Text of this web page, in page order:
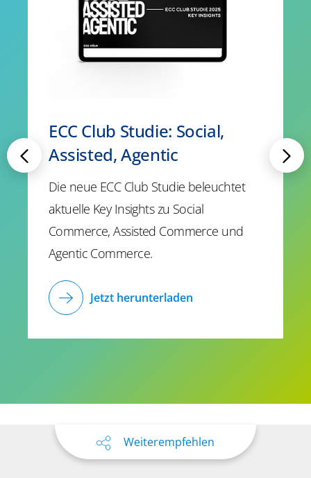
ECC Club Studie: Social,
Assisted, Agentic
Die neue ECC Club Studie beleuchtet
aktuelle Key Insights zu Social
Commerce, Assisted Commerce und
Agentic Commerce.
Jetzt herunterladen
Weiterempfehlen